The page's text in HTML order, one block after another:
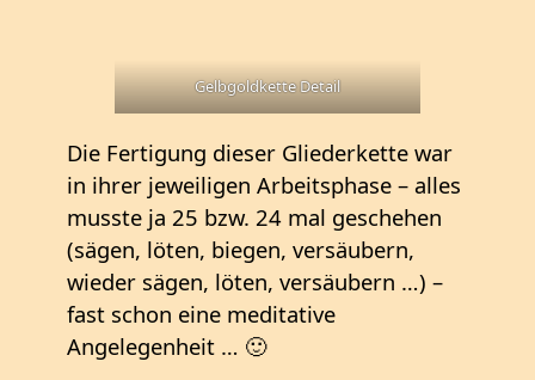
Gelbgoldkette Detail
Die Fertigung dieser Gliederkette war
in ihrer jeweiligen Arbeitsphase – alles
musste ja 25 bzw. 24 mal geschehen
(sägen, löten, biegen, versäubern,
wieder sägen, löten, versäubern …) –
fast schon eine meditative
Angelegenheit … 🙂